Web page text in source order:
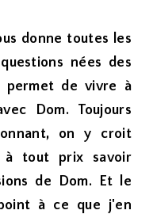
donne toutes les
nées des
permet de vivre à
Dom. Toujours
on y croit
à tout prix savoir
de Dom. Et le
à ce que j'en